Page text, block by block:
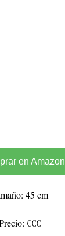
en Amazon
45 cm
€€€